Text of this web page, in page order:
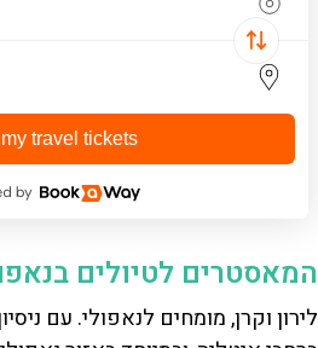
travel tickets
המאסטרים לטיולים
לירון וקרן, מומחים לנאפולי. עם